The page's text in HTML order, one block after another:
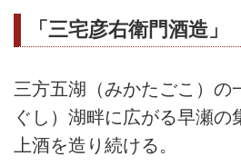
「三宅彦右衛門酒造」
三方五湖（みかたごこ）の
ぐし）湖畔に広がる早瀬の
上酒を造り続ける。